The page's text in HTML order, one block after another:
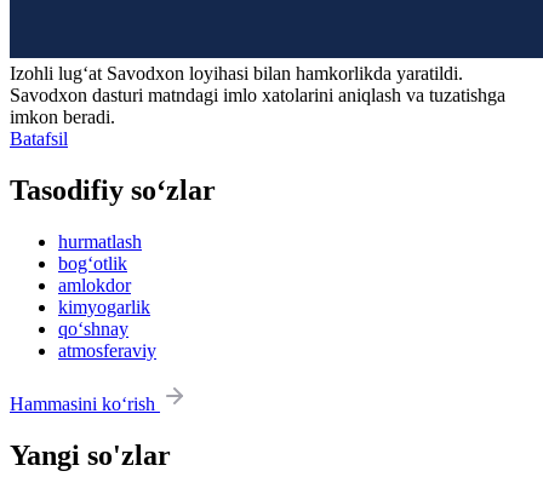
Izohli lugʻat Savodxon loyihasi bilan hamkorlikda yaratildi.
Savodxon dasturi matndagi imlo xatolarini aniqlash va tuzatishga
imkon beradi.
Batafsil
Tasodifiy so‘zlar
hurmatlash
bog‘otlik
amlokdor
kimyogarlik
qo‘shnay
atmosferaviy
Hammasini ko‘rish
Yangi so'zlar